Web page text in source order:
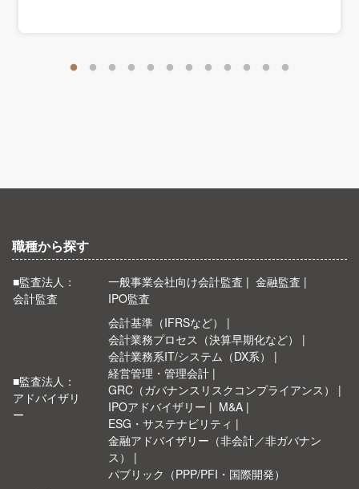
職種から探す
■監査法人：
会計監査
一般事業会社向け会計監査
金融監査
IPO監査
■監査法人：
アドバイザリ
ー
会計基準（IFRSなど）
会計業務プロセス（決算早期化など）
会計業務系IT/システム（DX系）
経営管理・管理会計
GRC（ガバナンスリスクコンプライアンス）
IPOアドバイザリー
M&A
ESG・サステナビリティ
金融アドバイザリー（非会計／非ガバナン
ス）
パブリック（PPP/PFI・国際開発）